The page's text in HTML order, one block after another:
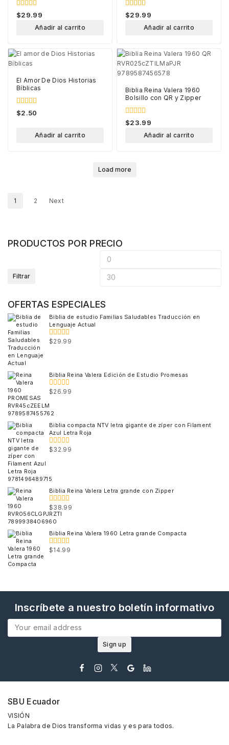
0
out
$29.99
Añadir al carrito
0
out
$29.99
Añadir al carrito
El Amor De Dios Historias
Bíblicas
0
out
$2.50
Añadir al carrito
Biblia Reina Valera 1960
Bolsillo con QR y Zipper
0
out
$23.99
Añadir al carrito
Load more
1 2 Next
PRODUCTOS POR PRECIO
Filtrar
OFERTAS ESPECIALES
Biblia de estudio Familias Saludables Traducción en
Lenguaje Actual
0
$29.99
Biblia Reina Valera Edición de Estudio Promesas
0
5
$26.99
Biblia compacta NTV letra gigante de zíper con Filament
Azul Letra Roja
0
$32.99
Biblia Reina Valera Letra grande con Zipper
0
out
of
$38.99
Biblia Reina Valera 1960 Letra grande Compacta
0
$14.99
Inscríbete a nuestro boletín informativo
SBU Ecuador
VISIÓN
La Palabra de Dios transforma vidas y es para todos.